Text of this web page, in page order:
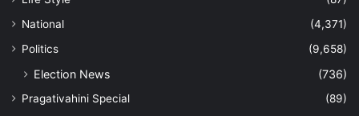
National
(4,371)
Politics
(9,658)
Election News (736)
Pragativahini Special
(89)